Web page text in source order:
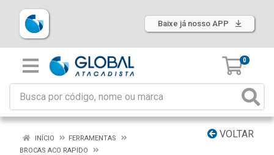
Baixe já nosso APP
0
VOLTAR
INÍCIO
FERRAMENTAS
BROCAS ACO RAPIDO